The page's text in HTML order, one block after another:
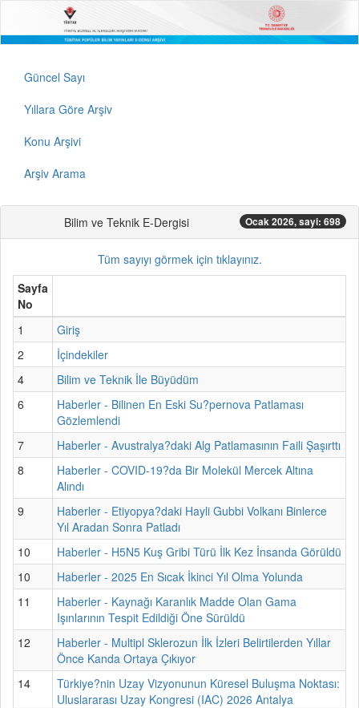
Güncel Sayı
Yıllara Göre Arşiv
Konu Arşivi
Arşiv Arama
Bilim ve Teknik E-Dergisi Ocak 2026, sayi: 698
Tüm sayıyı görmek için tıklayınız.
Sayfa
No
1
Giriş
2
İçindekiler
4
Bilim ve Teknik İle Büyüdüm
6
Haberler - Bilinen En Eski Su?pernova Patlaması
Gözlemlendi
7
Haberler - Avustralya?daki Alg Patlamasının Faili Şaşırttı
8
Haberler - COVID-19?da Bir Molekül Mercek Altına
Alındı
9
Haberler - Etiyopya?daki Hayli Gubbi Volkanı Binlerce
Yıl Aradan Sonra Patladı
10
Haberler - H5N5 Kuş Gribi Türü İlk Kez İnsanda Görüldü
10
Haberler - 2025 En Sıcak İkinci Yıl Olma Yolunda
11
Haberler - Kaynağı Karanlık Madde Olan Gama
Işınlarının Tespit Edildiği Öne Sürüldü
12
Haberler - Multipl Sklerozun İlk İzleri Belirtilerden Yıllar
Önce Kanda Ortaya Çıkıyor
14
Türkiye?nin Uzay Vizyonunun Küresel Buluşma Noktası:
Uluslararası Uzay Kongresi (IAC) 2026 Antalya